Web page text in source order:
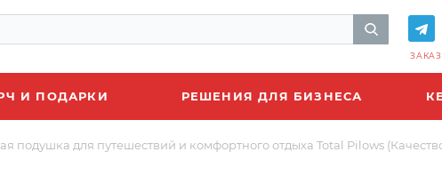
И ПОДАРКИ РЕШЕНИЯ ДЛЯ БИЗНЕСА
подушка для путешествий и комфортного отдыха Total Pilows